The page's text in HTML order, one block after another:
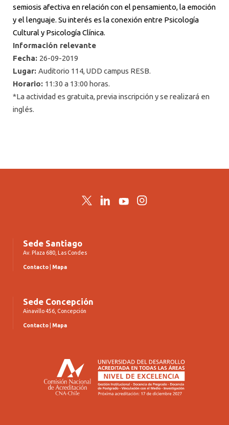
semiosis afectiva en relación con el pensamiento, la emoción
y el lenguaje. Su interés es la conexión entre Psicología
Cultural y Psicología Clínica.
Información relevante
Fecha: 26-09-2019
Lugar: Auditorio 114, UDD campus RESB.
Horario: 11:30 a 13:00 horas.
*La actividad es gratuita, previa inscripción y se realizará en
inglés.
TwitterLinkedInYouTubeInstagram
Sede Santiago
Av. Plaza 680, Las Condes
Contacto Mapa
Sede Concepción
Ainavillo 456, Concepción
Contacto Mapa